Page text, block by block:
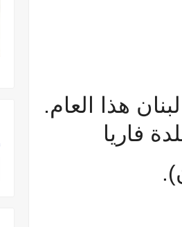
هذا العام.
فاريا